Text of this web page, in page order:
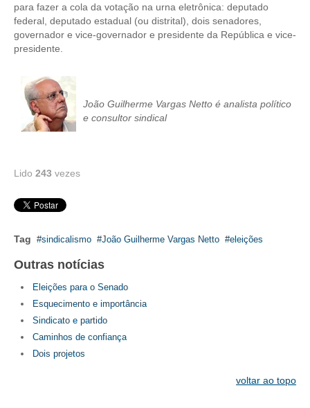
CONTRIBUIÇÃO ASSISTENCIAL
CONTRIBUIÇÃO ASSOCIATIVA OU ANUIDADE DE SÓCIO
REVISÃO DE APOSENTADORIA
FGTS EXPURGOS
LEGISLAÇÃO
LEI 4.950-A/1966 – PISO SALARIAL
LEI 5.194/1966 – REGULAMENTAÇÃO DA PROFISSÃO
LEI 6.496/1977 – ART
RES 1.002/2002 – CÓDIGO DE ÉTICA
HOMOLOGAÇÕES
PISO SALARIAL
para fazer a cola da votação na urna eletrônica: deputado
federal, deputado estadual (ou distrital), dois senadores,
governador e vice-governador e presidente da República e vice-
presidente.
João Guilherme Vargas Netto é analista político
e consultor sindical
Lido 243 vezes
Tag sindicalismo João Guilherme Vargas Netto eleições
Outras notícias
Eleições para o Senado
Esquecimento e importância
Sindicato e partido
Caminhos de confiança
Dois projetos
voltar ao topo